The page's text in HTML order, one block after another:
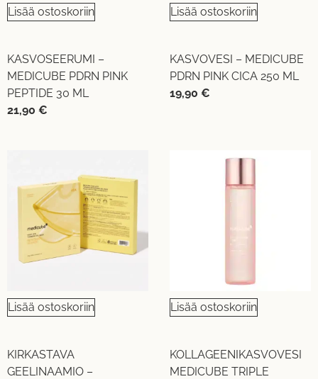
Lisää ostoskoriin
KASVOSEERUMI –
MEDICUBE PDRN PINK
PEPTIDE 30 ML
21,90 €
Lisää ostoskoriin
KASVOVESI – MEDICUBE
PDRN PINK CICA 250 ML
19,90 €
Lisää ostoskoriin
KIRKASTAVA
GEELINAAMIO –
Lisää ostoskoriin
KOLLAGEENIKASVOVESI
MEDICUBE TRIPLE